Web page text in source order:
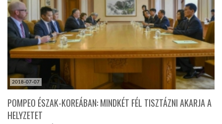
2018-07-07
POMPEO ÉSZAK-KOREÁBAN: MINDKÉT FÉL TISZTÁZNI AKARJA A
HELYZETET